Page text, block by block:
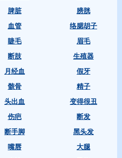
脾脏 膀胱
血管 络腮胡子
睫毛 眉毛
断肢 生殖器
月经血 假牙
骸骨 精子
头出血 变得很丑
伤疤 断发
断手脚 黑头发
嘴唇 大腿